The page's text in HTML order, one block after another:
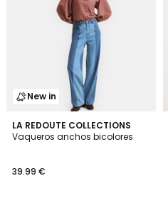
New in
LA REDOUTE COLLECTIONS
Vaqueros anchos bicolores
39.99 €